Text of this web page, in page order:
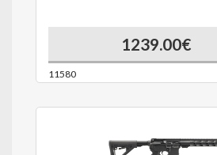
1239.00€
11580